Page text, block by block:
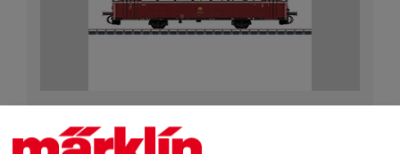
Railbus bijwagen type 998.0